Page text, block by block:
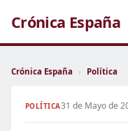
Crónica España
Crónica España › Política
POLÍTICA31 de Mayo de